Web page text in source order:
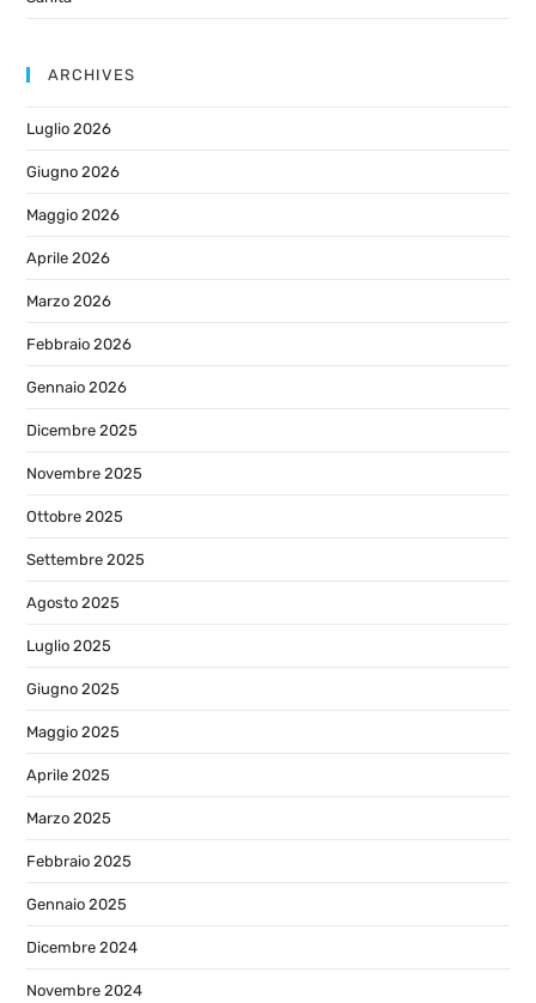
ARCHIVES
Luglio 2026
Giugno 2026
Maggio 2026
Aprile 2026
Marzo 2026
Febbraio 2026
Gennaio 2026
Dicembre 2025
Novembre 2025
Ottobre 2025
Settembre 2025
Agosto 2025
Luglio 2025
Giugno 2025
Maggio 2025
Aprile 2025
Marzo 2025
Febbraio 2025
Gennaio 2025
Dicembre 2024
Novembre 2024